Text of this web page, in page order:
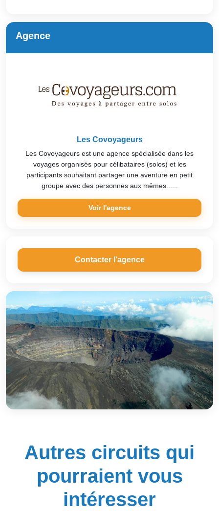
Agence
Les Covoyageurs
Les Covoyageurs est une agence spécialisée dans les
voyages organisés pour célibataires (solos) et les
participants souhaitant partager une aventure en petit
groupe avec des personnes aux mêmes......
Voir l'agence
Contacter l'agence
Autres circuits qui
pourraient vous
intéresser